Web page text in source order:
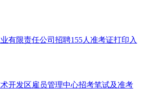
有限责任公司招聘155人准考证打印入
开发区雇员管理中心招考笔试及准考